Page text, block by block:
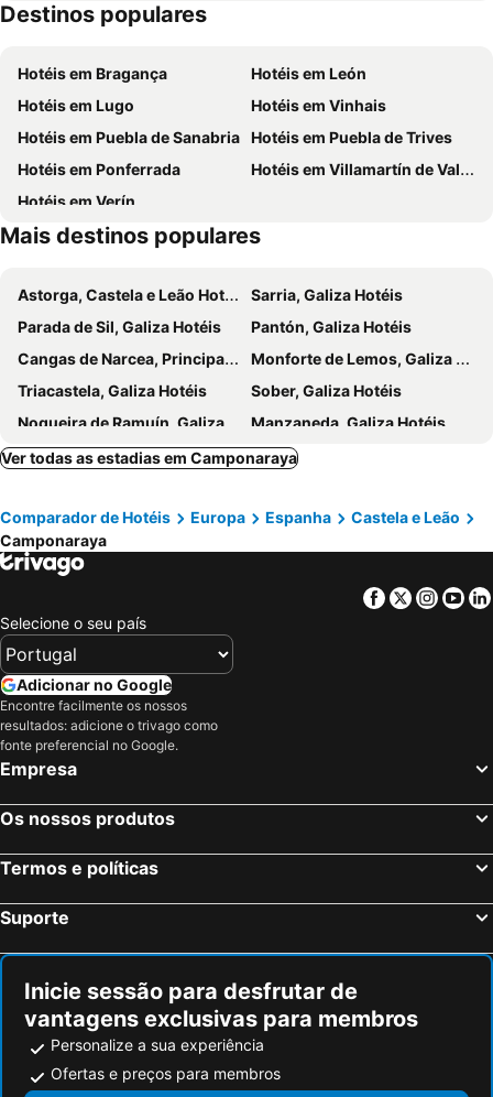
Plaza Mayor
Madrid Bierzo
La Moncloa de San Lazaro
Hostal RIO SELMO
Hostal Tres Campanas
Las Doñas del Portazgo
Villa Mencia
Hotel Rural Pescadores
Hotel Rural Casa Ana
Os Arroxos
Hostal Orly
Hostal Siglo XIX
Restaurante - Hotel La Tronera
Hotel Valle del Silencio
Hotel & Restaurante El Casino
Hostal Burbia
la solana del abuelo Andrés
Hostal Cruce
Hostal Piñera
Ayuntamiento
Los Tejedores
El Morredero Ski Resort
Aldea Prerromana de Piornedo
Murias de Rechivaldo
Estación de tren
La Devesa
Destinos populares
Hotéis em Bragança
Hotéis em León
Hotéis em Lugo
Hotéis em Vinhais
Hotéis em Puebla de Sanabria Hotéis em Puebla de Trives
Hotéis em Ponferrada
Hotéis em Villamartín de Valdeorras
Hotéis em Verín
Mais destinos populares
Astorga, Castela e Leão Hotéis
Sarria, Galiza Hotéis
Parada de Sil, Galiza Hotéis
Pantón, Galiza Hotéis
Cangas de Narcea, Principado de Astúrias Hotéis
Monforte de Lemos, Galiza Hotéis
Triacastela, Galiza Hotéis
Sober, Galiza Hotéis
Nogueira de Ramuín, Galiza Hotéis
Manzaneda, Galiza Hotéis
El Barco de Valdeorras, Galiza Hotéis
Baños de Molgas, Galiza Hotéis
Pedralba de la Pradería, Castela e Leão Hotéis
La Mezquita, Galiza Hotéis
Castro Caldelas, Galiza Hotéis
Trefacio, Castela e Leão Hotéis
Viana del Bollo, Galiza Hotéis
Burgos, Castela e Leão Hotéis
Valladolid, Castela e Leão Hotéis
Palencia, Castela e Leão Hotéis
Aranda de Duero, Castela e Leão Hotéis
Arroyo de la Encomienda, Castela e Leão Hotéis
La Lastrilla, Castela e Leão Hotéis
Madrid, Madrid Hotéis
Sevilha, Andaluzia Hotéis
Barcelona, Catalunha Hotéis
Isla Cristina, Andaluzia Hotéis
Ver todas as estadias em Camponaraya
Comparador de Hotéis Europa Espanha
Castela e Leão
Camponaraya
Facebook
Twitter
Selecione o seu país
Adicionar no Google
Encontre facilmente os nossos
resultados: adicione o trivago como
fonte preferencial no Google.
Empresa
Os nossos produtos
Termos e políticas
Suporte
Inicie sessão para desfrutar de
vantagens exclusivas para membros
Personalize a sua experiência
Ofertas e preços para membros